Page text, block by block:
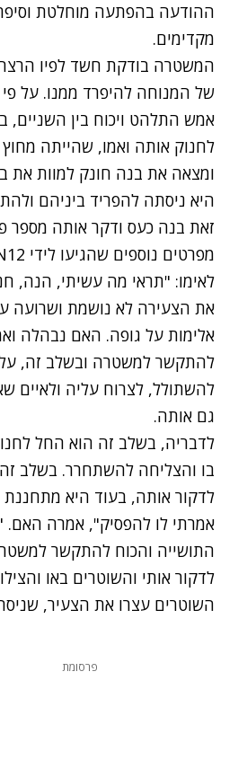
ההודעה בהפתעה מוחלטת
מקדימים.
המשטרה בודקת חשד לפיו
של המנוחה להיפרד ממנו. על
אמש התלהט ויכוח בין
לחנוק אותה ואמו, שהייתה
ומצאה את בנה חונק למוות את
היא ניסתה להפריד ביניהם
זאת בנה כעס ודקר אותה מספר
מפרטים נוספים שהגיעו לידי
לאימו: "תראי מה עשיתי, הנה,
את הצעירה לא נושמת ושרועה
אלימות על גופה. האם נבהלה
להתקשר למשטרה ובשלב זה,
להשתולל, לצרוח עליה ולאיים
גם אותה.
לדבריה, בשלב זה הוא החל
בו והצליחה להשתחרר. בשלב זה
לדקור אותה, בעוד היא
אמרתי לו להפסיק", אמרה האם.
התושייה והכוח להתקשר
לדקור אותי והשוטרים באו
השוטרים עצרו את הצעיר,
פרסומת